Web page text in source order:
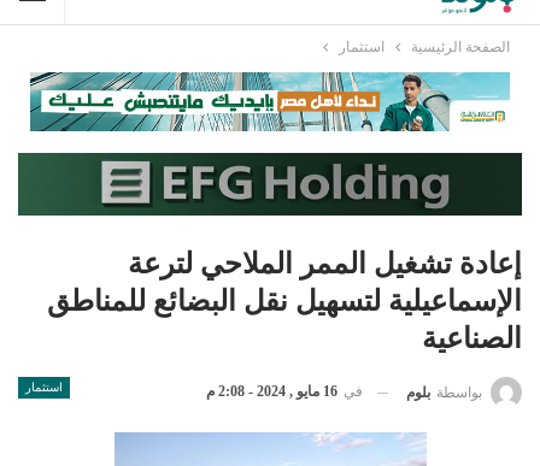
الصفحة الرئيسية استثمار
إعادة تشغيل الممر الملاحي لترعة
الإسماعيلية لتسهيل نقل البضائع للمناطق
الصناعية
استثمار بواسطة بلوم في 16 مايو , 2024 - 2:08 م